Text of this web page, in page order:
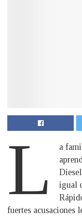
L
a
igual
fuertes acusaciones